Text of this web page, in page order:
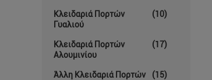
Κλειδαριά Πορτών
Γυαλιού
(10)
Κλειδαριά Πορτών
Αλουμινίου
(17)
Άλλη Κλειδαριά Πορτών (15)